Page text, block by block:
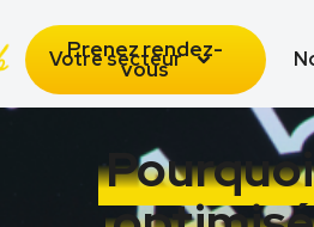
Votre secteur
Prenez rendez-
vous